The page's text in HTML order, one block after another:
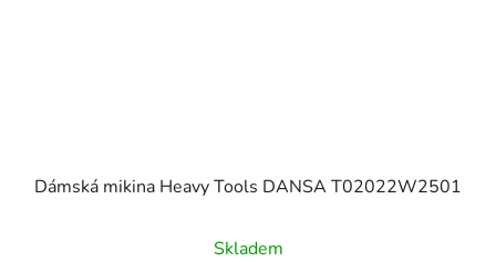
Dámská mikina Heavy Tools DANSA T02022W2501
Skladem